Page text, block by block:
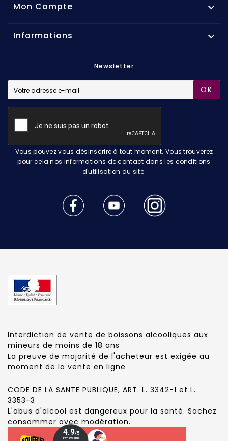
Mon Compte 
Informations 
Newsletter
OK
Vous pouvez vous désinscrire à tout moment. Vous trouverez
pour cela nos informations de contact dans les conditions
d'utilisation du site.
Interdiction de vente de boissons alcooliques aux
mineurs de moins de 18 ans
La preuve de majorité de l'acheteur est exigée au
moment de la vente en ligne
CODE DE LA SANTE PUBLIQUE, ART. L. 3342-1 et L.
3353-3
L'abus d'alcool est dangereux pour la santé. Sachez
consommer avec modération.